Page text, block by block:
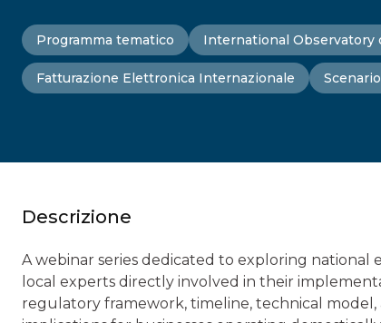
Programma tematico International Observatory
Fatturazione Elettronica Internazionale
Descrizione
A webinar series dedicated to exploring
local experts directly involved in their
regulatory framework, timeline, technical